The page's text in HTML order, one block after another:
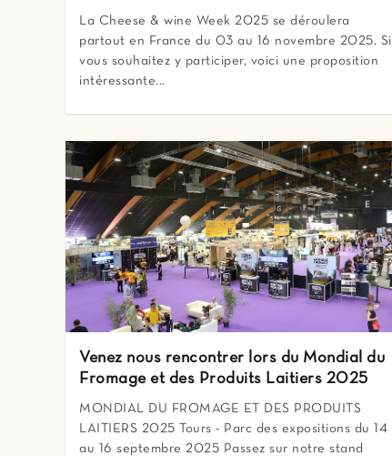
La Cheese & wine Week 2025 se déroulera
partout en France du 03 au 16 novembre 2025. Si
vous souhaitez y participer, voici une proposition
intéressante...
Venez nous rencontrer lors du Mondial du
Fromage et des Produits Laitiers 2025
MONDIAL DU FROMAGE ET DES PRODUITS
LAITIERS 2025 Tours - Parc des expositions du 14
au 16 septembre 2025 Passez sur notre stand